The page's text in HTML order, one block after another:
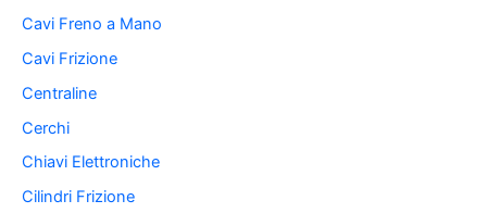
Cavi Freno a Mano
Cavi Frizione
Centraline
Cerchi
Chiavi Elettroniche
Cilindri Frizione